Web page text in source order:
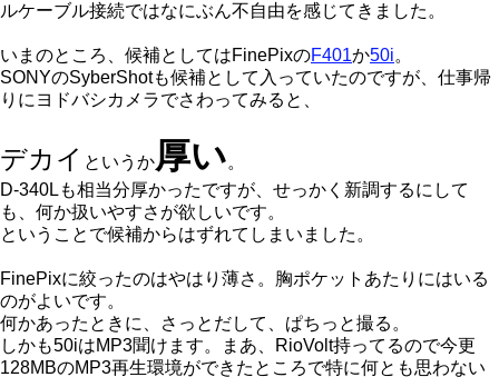
ルケーブル接続ではなにぶん不自由を感じてきました。
いまのところ、候補としてはFinePixのF401か50i。
SONYのSyberShotも候補として入っていたのですが、仕事帰
りにヨドバシカメラでさわってみると、
デカイ というか厚い。
D-340Lも相当分厚かったですが、せっかく新調するにして
も、何か扱いやすさが欲しいです。
ということで候補からはずれてしまいました。
FinePixに絞ったのはやはり薄さ。胸ポケットあたりにはいる
のがよいです。
何かあったときに、さっとだして、ぱちっと撮る。
しかも50iはMP3聞けます。まあ、RioVolt持ってるので今更
128MBのMP3再生環境ができたところで特に何とも思わない